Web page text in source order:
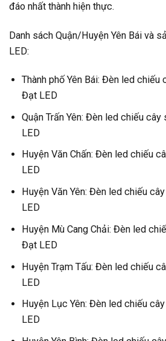
đáo nhất thành hiện thực.
Danh sách Quận/Huyện Yên Bái và
LED:
Thành phố Yên Bái: Đèn led chiếu
Đạt LED
Quận Trấn Yên: Đèn led chiếu
LED
Huyện Văn Chấn: Đèn led chiếu
LED
Huyện Văn Yên: Đèn led chiếu
LED
Huyện Mù Cang Chải: Đèn led
Đạt LED
Huyện Trạm Tấu: Đèn led chiếu
LED
Huyện Lục Yên: Đèn led chiếu
LED